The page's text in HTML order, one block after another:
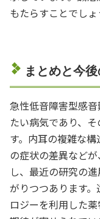
もたらすことでしょ
まとめと今
急性低音障害型感
たい病気であり、
す。内耳の複雑な
の症状の差異など
し、最近の研究の
がりつつあります
ロジーを利用した